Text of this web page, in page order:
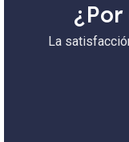
La